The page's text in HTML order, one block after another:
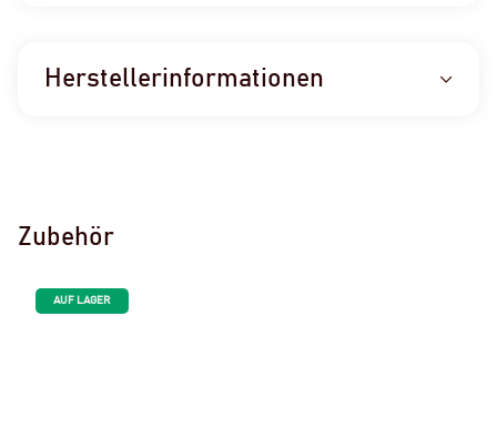
Herstellerinformationen
Zubehör
AUF LAGER